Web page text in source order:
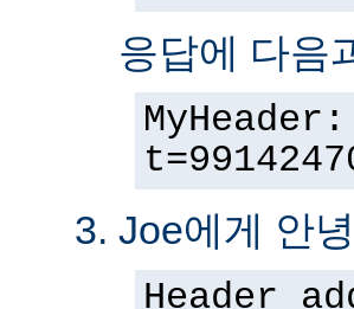
응답에 다음
Joe에게 안녕
Header